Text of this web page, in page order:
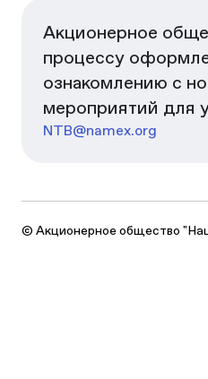
Акционерное
процессу
ознакомлению с
мероприятий для
NTB@namex.org
© Акционерное общество